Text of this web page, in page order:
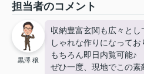
担当者のコメント
黒澤 穣
収納豊富玄関も広々と
しゃれな作りになってお
もちろん即日内覧可能♪
ぜひ一度、現地でこの